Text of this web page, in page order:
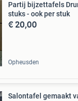
Partij bijzettafels
stuks - ook per stuk
€ 20,00
Opheusden
Salontafel gemaakt